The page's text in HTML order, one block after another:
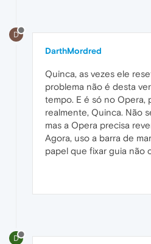
D
DarthMordred
Quinca, as vezes ele
problema não é desta
tempo. E é só no Opera,
realmente, Quinca. Não
mas a Opera precisa
Agora, uso a barra de
papel que fixar guia não
D